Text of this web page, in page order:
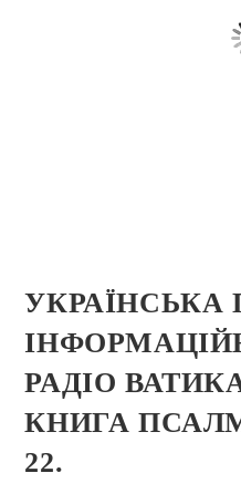
УКРАЇНСЬКА
РАДІО
КНИГА
22.